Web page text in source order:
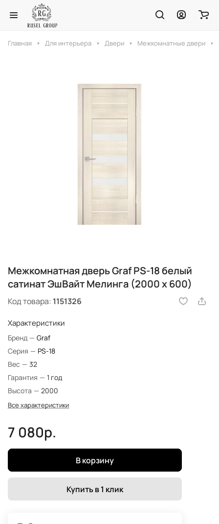
Главная Для интерьера Двери Межкомнатные двери
Межкомнатная дверь Graf PS-18 белый
сатинат ЭшВайт Мелинга (2000 х 600)
Код товара: 1151326
Характеристики
Бренд — Graf
Серия — PS-18
Вес — 32
Гарантия — 1 год
Высота — 2000
Все характеристики
7 080р.
В корзину
Купить в 1 клик